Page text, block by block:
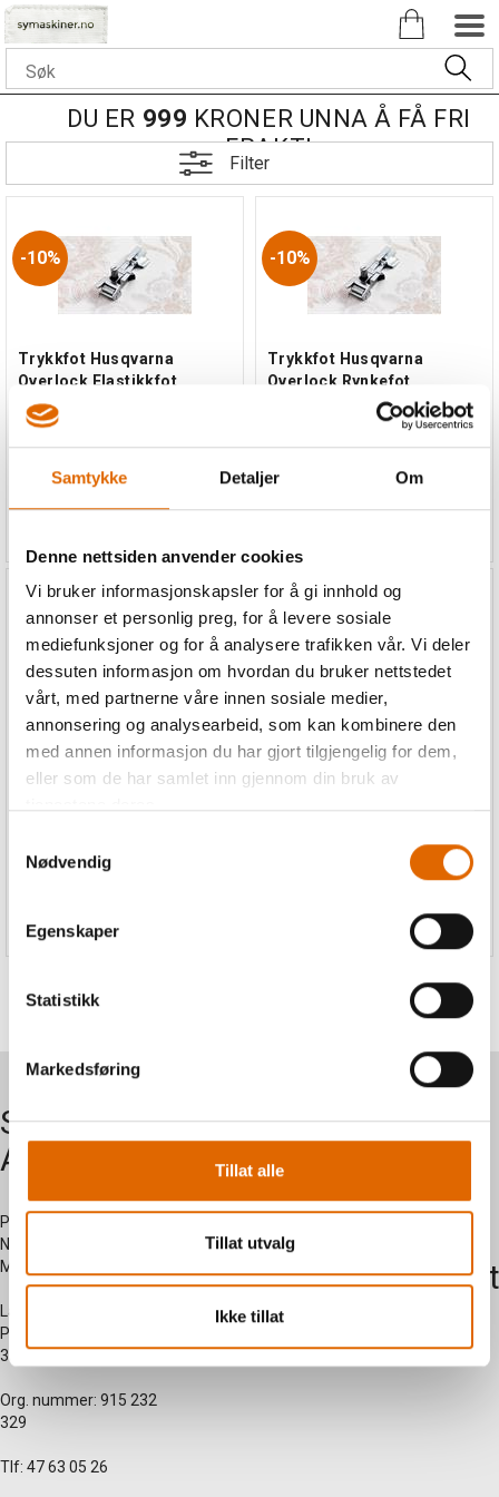
Samtykke Detaljer Om
Denne nettsiden anvender cookies
Vi bruker informasjonskapsler for å gi innhold og
annonser et personlig preg, for å levere sosiale
mediefunksjoner og for å analysere trafikken vår. Vi deler
dessuten informasjon om hvordan du bruker nettstedet
vårt, med partnerne våre innen sosiale medier,
annonsering og analysearbeid, som kan kombinere den
med annen informasjon du har gjort tilgjengelig for dem,
eller som de har samlet inn gjennom din bruk av
Nødvendig
Egenskaper
Statistikk
Markedsføring
Tillat alle
Tillat utvalg
Ikke tillat
DU ER 999 KRONER UNNA Å FÅ FRI
FRAKT!
Filter
10%
Trykkfot Husqvarna
Overlock Elastikkfot
Passer til Husqvarna Amber
S100
390,-
10%
Trykkfot Husqvarna
Overlock Rynkefot
Passer til Husqvarna Amber
Inspira Quilt
Binder/Kantbåndsap.
10mm
Husqv./Pfaff/Bernette/Sing
Inspira Quilt
Binder/Kantbåndsap.
12mm
Husqv./Pfaff/Bernette/Sing
Symaskiner
AS
Postadresse:
Nersetvegen 28 -
Myregarden - 3570 Ål
Lagerutsalg:
Prestegardsjordet 2 -
3570 Ål
Org. nummer: 915 232
329
Tlf: 47 63 05 26
Om oss
oss